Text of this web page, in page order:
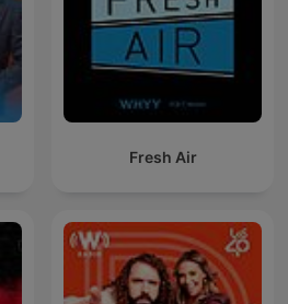
Fresh Air